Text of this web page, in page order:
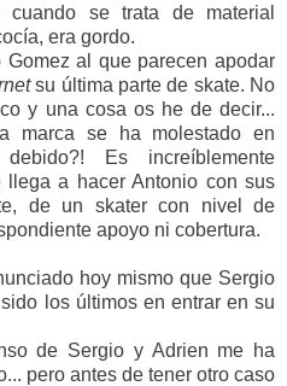
se trata de material
era gordo.
al que parecen apodar
su última parte de skate. No
y una cosa os he de decir...
marca se ha molestado en
Es increíblemente
a hacer Antonio con sus
de un skater con nivel de
apoyo ni cobertura.
hoy mismo que Sergio
los últimos en entrar en su
de Sergio y Adrien me ha
pero antes de tener otro caso